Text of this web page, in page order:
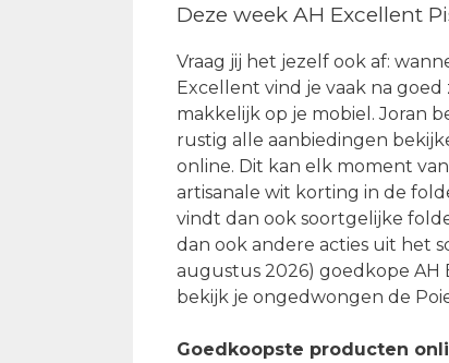
Deze week AH Excellent
Vraag jij het jezelf ook af:
Excellent vind je vaak na
makkelijk op je mobiel. Joran
rustig alle aanbiedingen
online. Dit kan elk moment
artisanale wit korting in de
vindt dan ook soortgelijke
dan ook andere acties uit het
augustus 2026) goedkope AH
bekijk je ongedwongen de
Goedkoopste producten